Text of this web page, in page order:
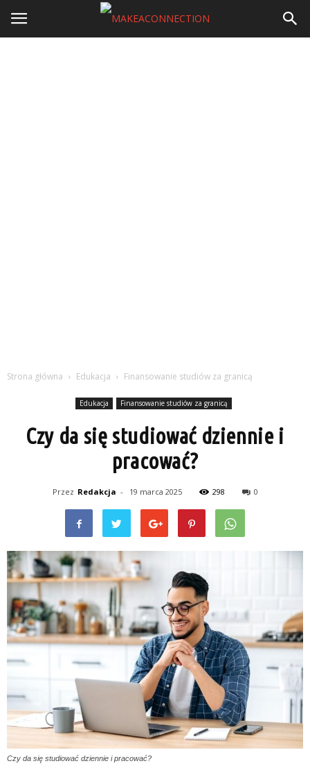
Strona główna Edukacja Finansowanie studiów za granicą
Edukacja Finansowanie studiów za granicą
Czy da się studiować dziennie i
pracować?
Przez Redakcja - 19 marca 2025 298 0
Czy da się studiować dziennie i pracować?